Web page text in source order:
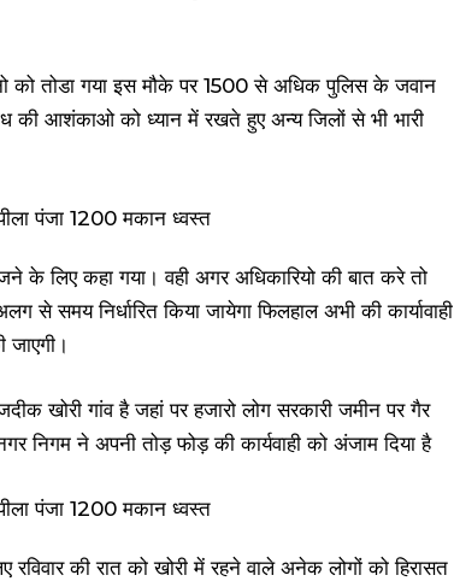
को तोडा गया इस मौके पर 1500 से अधिक पुलिस के जवान
की आशंकाओ को ध्यान में रखते हुए अन्य जिलों से भी भारी
के लिए कहा गया। वही अगर अधिकारियो की बात करे तो
से समय निर्धारित किया जायेगा फिलहाल अभी की कार्यावाही
जाएगी।
खोरी गांव है जहां पर हजारो लोग सरकारी जमीन पर गैर
ने अपनी तोड़ फोड़ की कार्यवाही को अंजाम दिया है
की रात को खोरी में रहने वाले अनेक लोगों को हिरासत